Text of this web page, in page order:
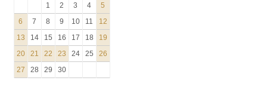
1
2 3 4
5
6
7 8 9 10 11
12
13
14 15 16 17 18
19
20
21 22 23 24 25
26
27
28 29 30